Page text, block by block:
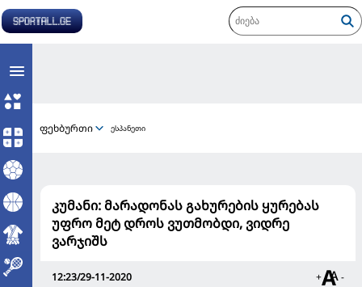
ფეხბურთი ესპანეთი
კუმანი: მარადონას გახურების ყურებას
უფრო მეტ დროს ვუთმობდი, ვიდრე
ვარჯიშს
12:23/29-11-2020 + -